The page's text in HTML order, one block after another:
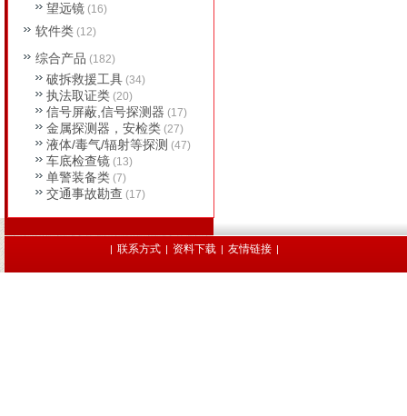
望远镜 (16)
软件类 (12)
综合产品 (182)
破拆救援工具 (34)
执法取证类 (20)
信号屏蔽,信号探测器 (17)
金属探测器，安检类 (27)
液体/毒气/辐射等探测 (47)
车底检查镜 (13)
单警装备类 (7)
交通事故勘查 (17)
| 联系方式 | 资料下载 | 友情链接 |